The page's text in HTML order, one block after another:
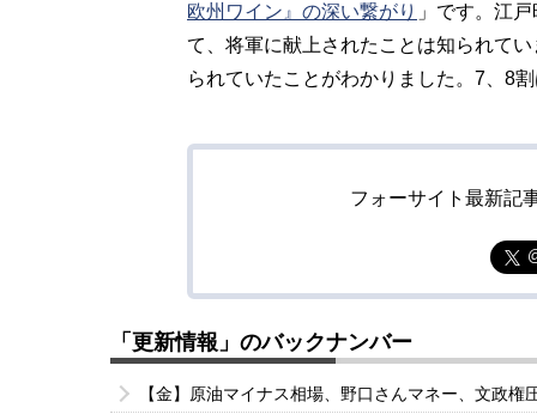
欧州ワイン』の深い繋がり 」です。江
て、将軍に献上されたことは知られて
られていたことがわかりました。7、8割
フォーサイト最新記
「更新情報」のバックナンバー
【金】原油マイナス相場、野口さんマネー、文政権